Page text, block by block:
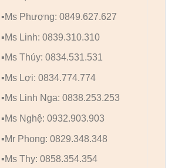
▪️Ms Phượng: 0849.627.627
▪️Ms Linh: 0839.310.310
▪️Ms Thúy: 0834.531.531
▪️Ms Lợi: 0834.774.774
▪️Ms Linh Nga: 0838.253.253
▪️Ms Nghệ: 0932.903.903
▪️Mr Phong: 0829.348.348
▪️Ms Thy: 0858.354.354